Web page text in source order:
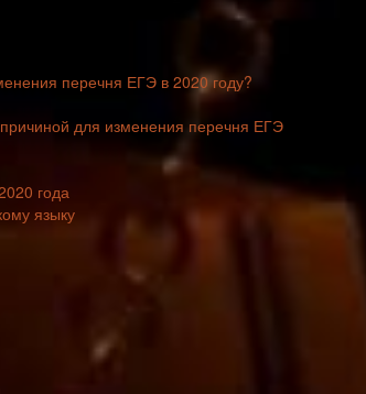
перечня ЕГЭ в 2020 году?
причиной для изменения перечня ЕГЭ
года
языку